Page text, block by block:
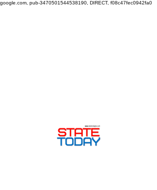
google.com, pub-3470501544538190, DIRECT, f08c47fec0942fa0